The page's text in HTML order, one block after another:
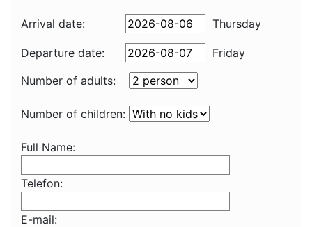
Arrival date: Thursday
Departure date:
Friday
Number of adults:
Number of children:
Full Name:
Telefon:
E-mail: